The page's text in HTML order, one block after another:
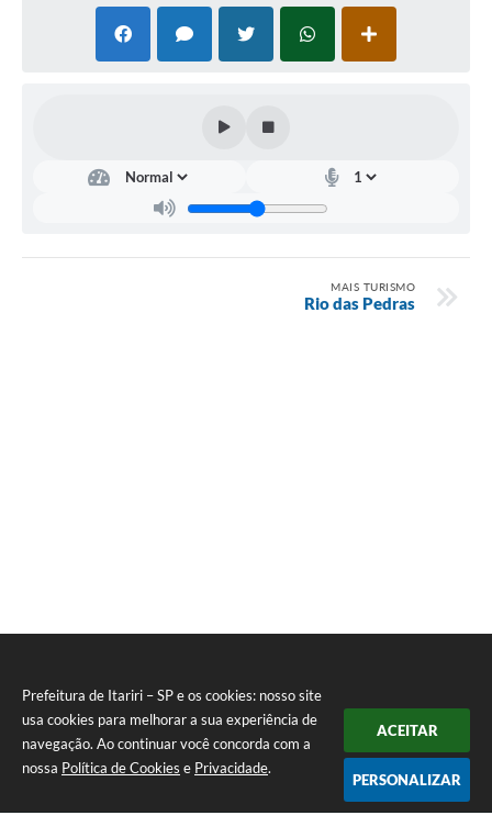
Prefeitura de Itariri – SP e os cookies: nosso site
usa cookies para melhorar a sua experiência de
navegação. Ao continuar você concorda com a
nossa Política de Cookies e Privacidade.
ACEITAR
PERSONALIZAR
MAIS TURISMO
Rio das Pedras